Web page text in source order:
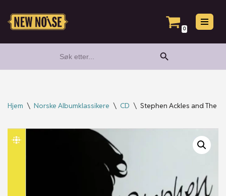
Hopp
0
for:
Search Button
Hjem \ Norske Albumklassikere \ CD \ Stephen Ackles and The